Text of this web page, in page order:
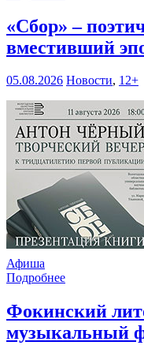
«Сбор» –
вместивший
05.08.2026 Новости, 12+
Афиша
Подробнее
Фокинский
музыкальный